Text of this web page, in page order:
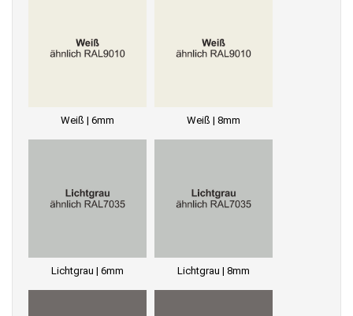
Weiß | 6mm Weiß | 8mm
Lichtgrau | 6mm Lichtgrau | 8mm